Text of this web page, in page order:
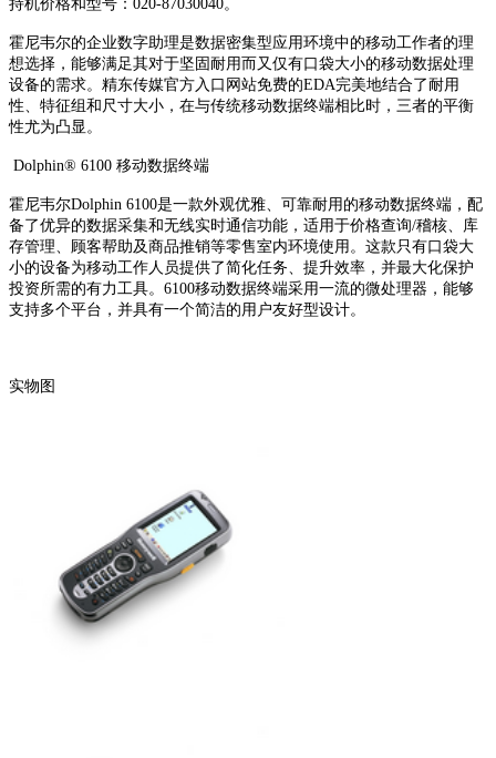
持机价格和型号：020-87030040。
霍尼韦尔的企业数字助理是数据密集型应用环境中的移动工作者的理
想选择，能够满足其对于坚固耐用而又仅有口袋大小的移动数据处理
设备的需求。精东传媒官方入口网站免费的EDA完美地结合了耐用
性、特征组和尺寸大小，在与传统移动数据终端相比时，三者的平衡
性尤为凸显。
Dolphin® 6100 移动数据终端
霍尼韦尔Dolphin 6100是一款外观优雅、可靠耐用的移动数据终端，配
备了优异的数据采集和无线实时通信功能，适用于价格查询/稽核、库
存管理、顾客帮助及商品推销等零售室内环境使用。这款只有口袋大
小的设备为移动工作人员提供了简化任务、提升效率，并最大化保护
投资所需的有力工具。6100移动数据终端采用一流的微处理器，能够
支持多个平台，并具有一个简洁的用户友好型设计。
实物图